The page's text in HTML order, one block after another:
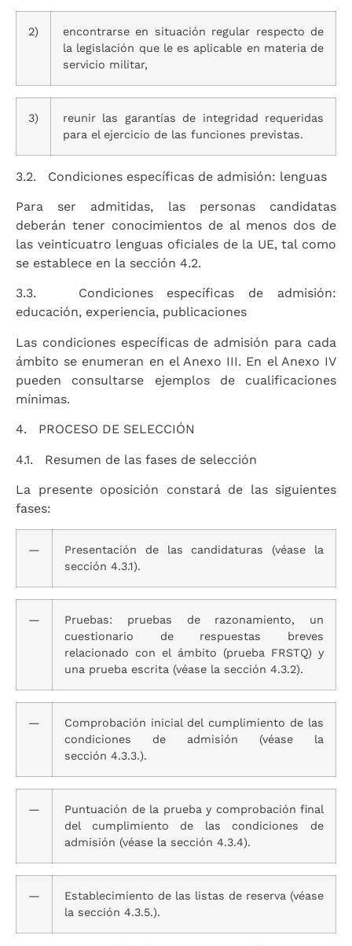
2)
encontrarse en situación regular respecto de
la legislación que le es aplicable en materia de
servicio militar,
3)
reunir las garantías de integridad requeridas
para el ejercicio de las funciones previstas.
3.2. Condiciones específicas de admisión: lenguas
Para ser admitidas, las personas candidatas
deberán tener conocimientos de al menos dos de
las veinticuatro lenguas oficiales de la UE, tal como
se establece en la sección 4.2.
3.3. Condiciones específicas de admisión:
educación, experiencia, publicaciones
Las condiciones específicas de admisión para cada
ámbito se enumeran en el Anexo III. En el Anexo IV
pueden consultarse ejemplos de cualificaciones
mínimas.
4. PROCESO DE SELECCIÓN
4.1. Resumen de las fases de selección
La presente oposición constará de las siguientes
fases:
—
Presentación de las candidaturas (véase la
sección 4.3.1).
—
Pruebas: pruebas de razonamiento, un
cuestionario de respuestas breves
relacionado con el ámbito (prueba FRSTQ) y
una prueba escrita (véase la sección 4.3.2).
—
Comprobación inicial del cumplimiento de las
condiciones de admisión (véase la
sección 4.3.3.).
—
Puntuación de la prueba y comprobación final
del cumplimiento de las condiciones de
admisión (véase la sección 4.3.4).
—
Establecimiento de las listas de reserva (véase
la sección 4.3.5.).